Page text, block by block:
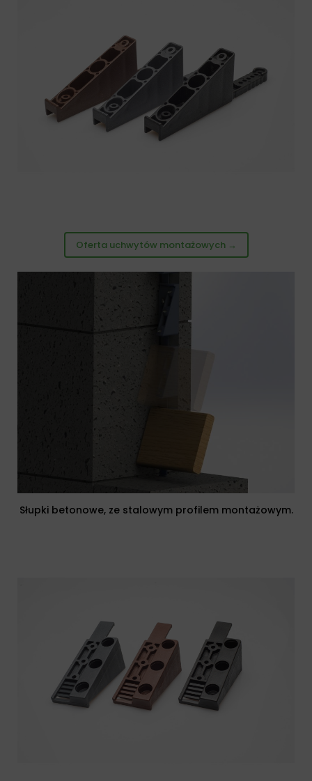
Oferta uchwytów montażowych →
Słupki betonowe, ze stalowym profilem montażowym.